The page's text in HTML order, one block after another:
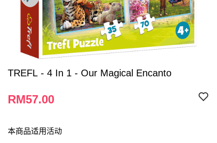
TREFL - 4 In 1 - Our Magical Encanto
RM57.00
本商品适用活动